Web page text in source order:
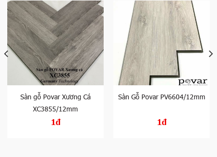
Sàn gỗ Povar Xương Cá
XC3855/12mm
1đ
Sàn Gỗ Povar PV6604/12mm
1đ